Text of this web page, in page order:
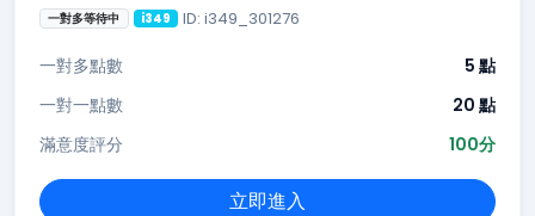
一對多等待中 i349 ID: i349_301276
一對多點數
5 點
一對一點數
20 點
滿意度評分
100分
立即進入